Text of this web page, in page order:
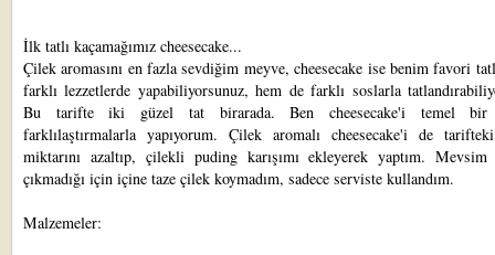
İlk tatlı kaçamağımız cheesecake...
Çilek aromasını en fazla sevdiğim meyve, cheesecake ise benim favori
farklı lezzetlerde yapabiliyorsunuz, hem de farklı soslarla
Bu tarifte iki güzel tat birarada. Ben cheesecake'i temel bir
farklılaştırmalarla yapıyorum. Çilek aromalı cheesecake'i de
miktarını azaltıp, çilekli puding karışımı ekleyerek yaptım.
çıkmadığı için içine taze çilek koymadım, sadece serviste kullandım.
Malzemeler: